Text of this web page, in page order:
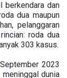
berkendara dan
dua maupun
pelanggaran
roda dua
303 kasus.
2023
dunia